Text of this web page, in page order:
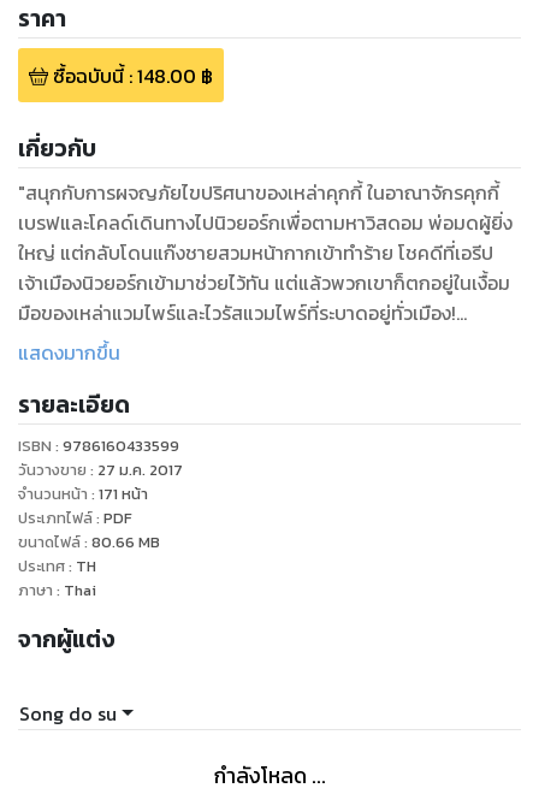
ราคา
ซื้อฉบับนี้:148.00 ฿
เกี่ยวกับ
"สนุกกับการผจญภัยไขปริศนาของเหล่าคุกกี้ ในอาณาจักรคุกกี้
เบรฟและโคลด์เดินทางไปนิวยอร์กเพื่อตามหาวิสดอม พ่อมดผู้ยิ่ง
ใหญ่ แต่กลับโดนแก๊งชายสวมหน้ากากเข้าทำร้าย โชคดีที่เอรีป
เจ้าเมืองนิวยอร์กเข้ามาช่วยไว้ทัน แต่แล้วพวกเขาก็ตกอยู่ในเงื้อม
มือของเหล่าแวมไพร์และไวรัสแวมไพร์ที่ระบาดอยู่ทั่วเมือง!
"
แสดงมากขึ้น
รายละเอียด
ISBN : 9786160433599
วันวางขาย : 27 ม.ค. 2017
จำนวนหน้า : 171 หน้า
ประเภทไฟล์: PDF
ขนาดไฟล์: 80.66 MB
ประเทศ: TH
ภาษา : Thai
จากผู้แต่ง
Song do su
กำลังโหลด ...